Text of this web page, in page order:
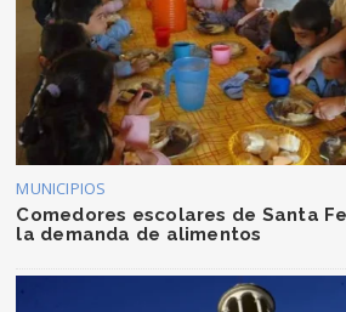
MUNICIPIOS
Comedores escolares de Santa
la demanda de alimentos